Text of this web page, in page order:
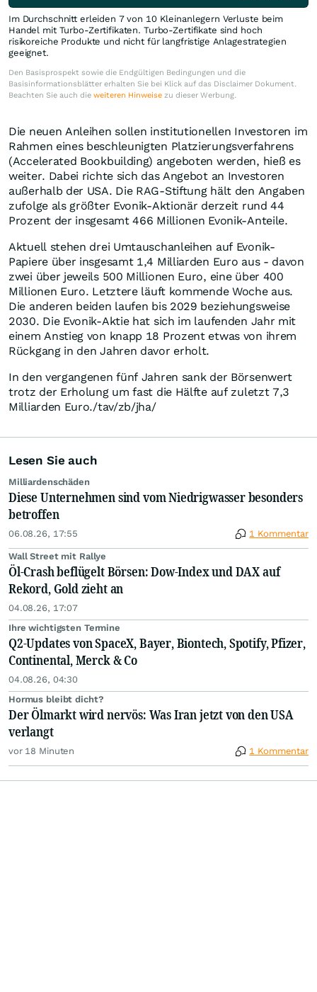
Im Durchschnitt erleiden 7 von 10 Kleinanlegern Verluste beim
Handel mit Turbo-Zertifikaten. Turbo-Zertifikate sind hoch
risikoreiche Produkte und nicht für langfristige Anlagestrategien
geeignet.
Den Basisprospekt sowie die Endgültigen Bedingungen und die
Basisinformationsblätter erhalten Sie bei Klick auf das Disclaimer Dokument.
Beachten Sie auch die weiteren Hinweise zu dieser Werbung.
Die neuen Anleihen sollen institutionellen Investoren im
Rahmen eines beschleunigten Platzierungsverfahrens
(Accelerated Bookbuilding) angeboten werden, hieß es
weiter. Dabei richte sich das Angebot an Investoren
außerhalb der USA. Die RAG-Stiftung hält den Angaben
zufolge als größter Evonik-Aktionär derzeit rund 44
Prozent der insgesamt 466 Millionen Evonik-Anteile.
Aktuell stehen drei Umtauschanleihen auf Evonik-
Papiere über insgesamt 1,4 Milliarden Euro aus - davon
zwei über jeweils 500 Millionen Euro, eine über 400
Millionen Euro. Letztere läuft kommende Woche aus.
Die anderen beiden laufen bis 2029 beziehungsweise
2030. Die Evonik-Aktie hat sich im laufenden Jahr mit
einem Anstieg von knapp 18 Prozent etwas von ihrem
Rückgang in den Jahren davor erholt.
In den vergangenen fünf Jahren sank der Börsenwert
trotz der Erholung um fast die Hälfte auf zuletzt 7,3
Milliarden Euro./tav/zb/jha/
Lesen Sie auch
Milliardenschäden
Diese Unternehmen sind vom Niedrigwasser besonders
betroffen
06.08.26, 17:55 1 Kommentar
Wall Street mit Rallye
Öl-Crash beflügelt Börsen: Dow-Index und DAX auf
Rekord, Gold zieht an
04.08.26, 17:07
Ihre wichtigsten Termine
Q2-Updates von SpaceX, Bayer, Biontech, Spotify, Pfizer,
Continental, Merck & Co
04.08.26, 04:30
Hormus bleibt dicht?
Der Ölmarkt wird nervös: Was Iran jetzt von den USA
verlangt
vor 18 Minuten 1 Kommentar